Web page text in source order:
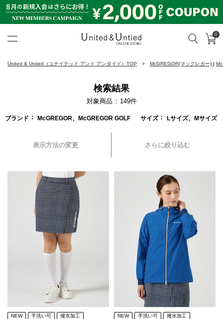
検索 カ
0
United & Untied（ユナイテッド アンド アンタイド）TOP McGREGOR(マックレガー) |
検索結果
対象商品 149件
ブランド McGREGOR、McGREGOR GOLF サイズ Lサイズ、Mサイズ
表示方法の変更 さらに絞り込む
NEW 手洗い可 撥水加工 NEW 手洗い可 撥水加工